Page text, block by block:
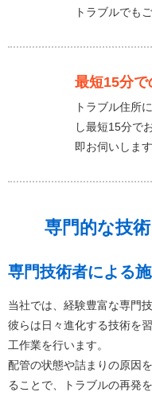
トラブルでも
最短15分
トラブル住所
し最短15分で
即お伺いしま
専門的な技
専門技術者による
当社では、経験豊富な専門
彼らは日々進化する技術を
工作業を行います。
配管の状態や詰まりの原因
ることで、トラブルの再発